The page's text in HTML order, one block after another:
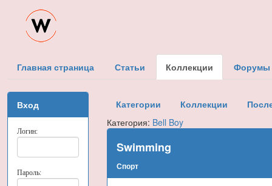
Главная страница Статьи Коллекции Форумы
Вход
Логин:
Пароль:
Категории Коллекции
Категория: Bell Boy
Swimming
Спорт